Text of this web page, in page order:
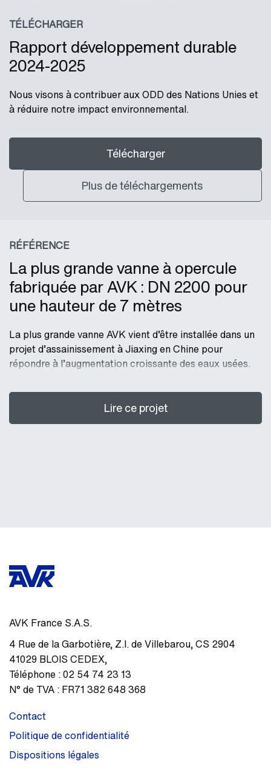
TÉLÉCHARGER
Rapport développement durable
2024-2025
Nous visons à contribuer aux ODD des Nations Unies et
à réduire notre impact environnemental.
Télécharger
Plus de téléchargements
RÉFÉRENCE
La plus grande vanne à opercule
fabriquée par AVK : DN 2200 pour
une hauteur de 7 mètres
La plus grande vanne AVK vient d’être installée dans un
projet d’assainissement à Jiaxing en Chine pour
répondre à l’augmentation croissante des eaux usées.
Lire ce projet
AVK France S.A.S.
4 Rue de la Garbotière, Z.I. de Villebarou, CS 2904
41029 BLOIS CEDEX,
Téléphone :02 54 74 23 13
N° de TVA : FR71 382 648 368
Contact
Politique de confidentialité
Dispositions légales